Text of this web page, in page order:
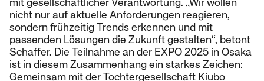
nicht nur auf aktuelle Anforderungen reagieren,
sondern frühzeitig Trends erkennen und mit
passenden Lösungen die Zukunft gestalten“, betont
Schaffer. Die Teilnahme an der EXPO 2025 in Osaka
ist in diesem Zusammenhang ein starkes Zeichen:
Gemeinsam mit der Tochtergesellschaft Kiubo